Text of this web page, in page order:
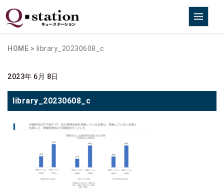
HOME > library_20230608_c
2023年 6月 8日
library_20230608_c